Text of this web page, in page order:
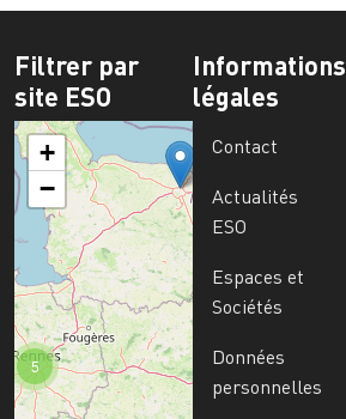
Filtrer par
site ESO
5
+
−
Informations
légales
Contact
Actualités
ESO
Espaces et
Sociétés
Données
personnelles